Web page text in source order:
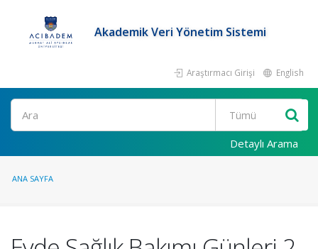
Akademik Veri Yönetim Sistemi
Araştırmacı Girişi English
Ara
Detaylı Arama
ANA SAYFA